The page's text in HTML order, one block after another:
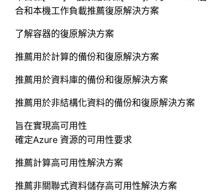
合和本機工作負載推薦復原解決方案
了解容器的復原解決方案
推薦用於計算的備份和復原解決方案
推薦用於資料庫的備份和復原解決方案
推薦用於非結構化資料的備份和復原解決方案
旨在實現高可用性
確定Azure 資源的可用性要求
推薦計算高可用性解決方案
推薦非關聯式資料儲存高可用性解決方案